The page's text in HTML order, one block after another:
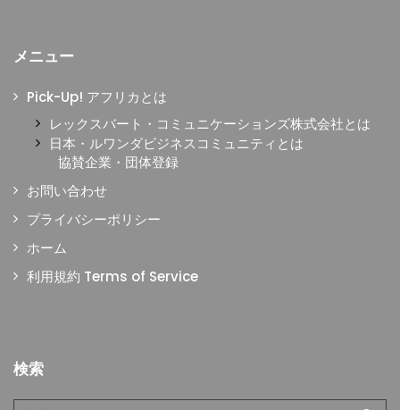
メニュー
Pick-Up! アフリカとは
レックスバート・コミュニケーションズ株式会社とは
日本・ルワンダビジネスコミュニティとは
協賛企業・団体登録
お問い合わせ
プライバシーポリシー
ホーム
利用規約 Terms of Service
検索